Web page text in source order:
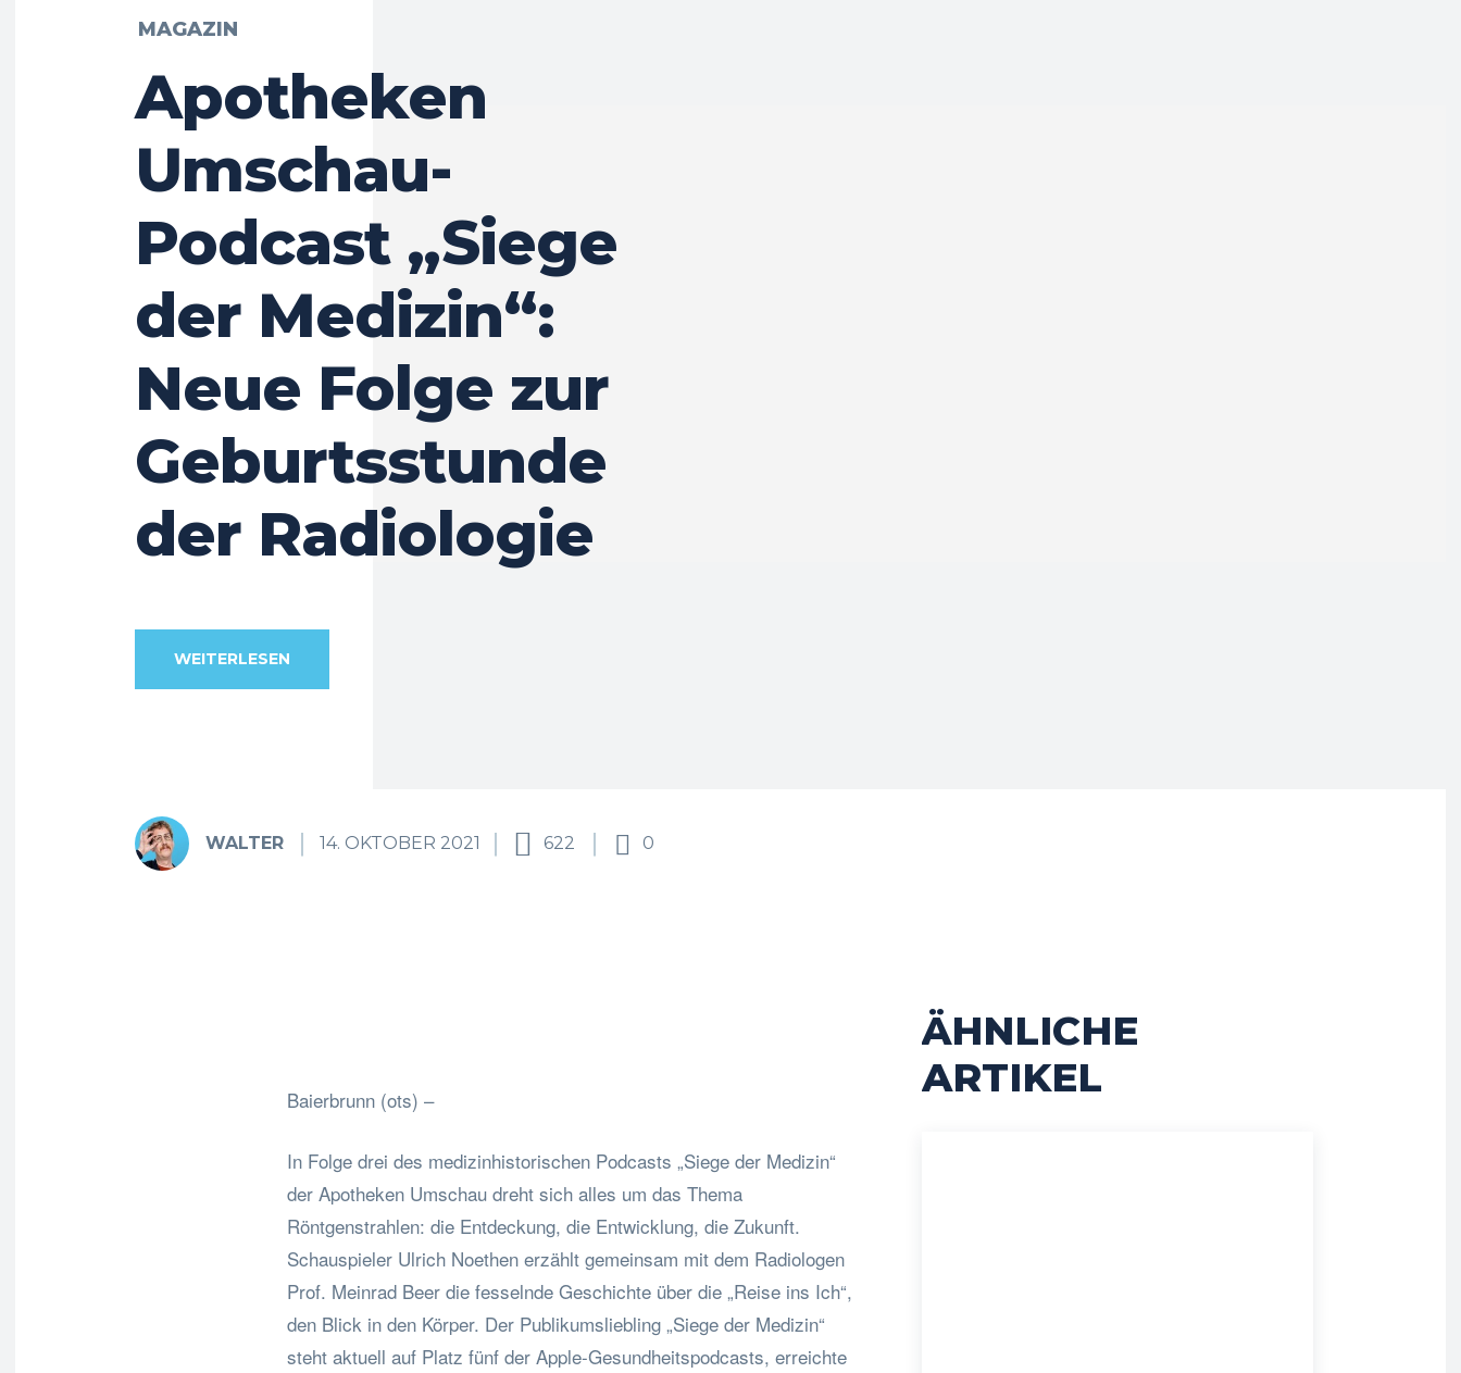
MAGAZIN
Apotheken
Umschau-
Podcast „Siege
der Medizin“:
Neue Folge zur
Geburtsstunde
der Radiologie
WEITERLESEN
WALTER 14. OKTOBER 2021 622 0
WhatsApp
Baierbrunn (ots) –
In Folge drei des medizinhistorischen Podcasts „Siege der Medizin“
der Apotheken Umschau dreht sich alles um das Thema
Röntgenstrahlen: die Entdeckung, die Entwicklung, die Zukunft.
Schauspieler Ulrich Noethen erzählt gemeinsam mit dem Radiologen
Prof. Meinrad Beer die fesselnde Geschichte über die „Reise ins Ich“,
den Blick in den Körper. Der Publikumsliebling „Siege der Medizin“
steht aktuell auf Platz fünf der Apple-Gesundheitspodcasts, erreichte
ÄHNLICHE
ARTIKEL